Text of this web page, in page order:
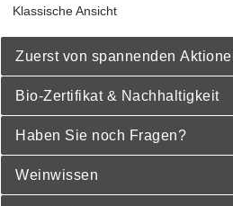
Klassische Ansicht
Zuerst von spannenden
Bio-Zertifikat & Nachhaltigkeit
Haben Sie noch Fragen?
Weinwissen